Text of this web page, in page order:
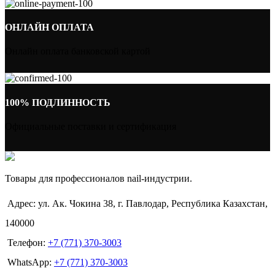
ОНЛАЙН ОПЛАТА
100% ПОДЛИННОСТЬ
Товары для профессионалов nail-индустрии.
Адрес: ул. Ак. Чокина 38, г. Павлодар, Республика Казахстан,
140000
Телефон: +7 (771) 370-3003
WhatsApp: +7 (771) 370-3003